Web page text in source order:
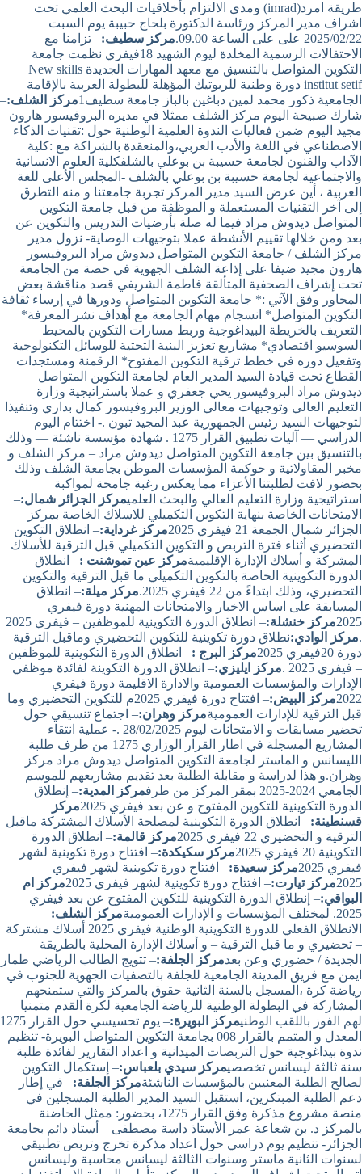
طريقة امرد(imrad) ومدى الالتزام بأخلاقيات البحث العلمي تحت
اشراف مدير المركز ورئاسة الدكتورة بلحاج حبيبة يوم السبت
2025/02/22 على على الساعة 09.00.
مركز سطيف:– تزامنا مع
الاحتفالات الرسمية المخلدة ليوم الشهيد 18فيفري نظمت جامعة
التكوين المتواصل بالتنسيق مع معهد المهارات الجديدة New skills
institut setif دورة وطنية للربوتيك المؤهلة للبطولة العربية بالإقامة
الجامعية ذكور محمد لمين دباغين بالباز جامعة سطيف1 مركز الشلف:–
شارك صبيحة اليوم مركز الشلف ممثلا في مديره البروفيسور هارون
مجيد اليوم ضمن فعاليات الندوة العلمية الوطنية حول :تقنيات الذكاء
الاصطناعي في اللغة والأدب العربي،والمنعقدة بالشراكة مع :كلية
الآداب والفنون لجامعة حسيبة بن بوعلي بالشلفكلية العلوم الانسانية
والاجتماعية لجامعة حسيبة بن بوعلي بالشلف -المجلس الأعلى للغة
العربية ، أين عرض السيد مدير المركز تجربة جامعتنا و منه التطرق
إلى آخر التقنيات المستعملة و الموظفة من قبل جامعة التكوين
المتواصل ديدوش مراد فيما له صلة بأرضيات التدريس والتكوين عن
بعد ومن خلالها تقييم الأنشطة عملا بتوجيهات الوصاية- نزول مدير
مركز الشلف / جامعة التكوين المتواصل ديدوش مراد البروفيسور
هارون مجيد ضيفا على إذاعة الشلف الجهوية في حصة من الجامعة
تحت إشراف الصحفية المتألقة فاطمة الشريفي قصد مناقشة بعض
المحاور وفق الآتي :* جامعة التكوين المتواصل ودورها في إرساء ثقافة
التكوين المتواصل* انسجام مهام الجامعة مع أهداف نشر المعرفة*
التعريف بالخريطة البيداغوجية وربط مسارات التكوين بالمحيط
السوسيو اقتصادي* مشاريع تعزيز البنية التحتية للوسائل التكنولوجية
وتفعيل دوره في خطط ترقية التكوين المفتوح* الرقمنة ومستجدات
القطاع تحت قيادة السيد المدير العام لجامعة التكوين المتواصل
ديدوش مراد البروفيسور يحي جعفري و عملا باستراتيجية وزارة
التعليم العالي وتوجيهات معالي الوزير البروفيسور كمال بداري وتنفيذا
لتوجيهات السيد رئيس الجمهورية عبد المجيد تبون .- اختتام اليوم
الدراسي — آليات تطبيق القرار 1275 . شهادة مؤسسة ناشئة — وذلك
بالتنسيق بين جامعة التكوين المتواصل ديدوش مراد – مركز الشلف و
مخبر المقاولاتية و حوكمة المؤسسات الموطن بجامعة الشلف وذلك
بحضور لافت لطلبتنا الأعزاء مما يعكس رغبة جامحة لمواكبة
استراتيجية وزارة التعليم العالي والبحث العلميمركز الجزائر شمال:–
الامتحانات الخاصة بنهاية التكوين التكميلي للاسلاك الخاصة بمركز
الجزائر شمال الجمعة 21 فيفري 2025
مركز غرداية:– انطلاق التكوين
التحضيري أثناء فترة التربص و التكوين التكميلي قبل الترقية للأسلاك
المشركة و أسلاك الإدارة الإقليميةمركز عين تموشنت :– انطلاق
الدورة التكوينية الخاصة بالتكوين التكميلي ما قبل الترقية والتكوين
التحضيري، وذلك ابتداءً من 22 فيفري 2025.
مركز ميلة:– انطلاق
المسابقة على اساس الاخبار والامتحانات المهنية دورة فيفري
2025مركز خنشلة:
– انطلاق الدورة التكوينية للموظفين – فيفري 2025
.مركز الوادي:نطلاق دورة تكوينية للتكوين التحضيري وماقبل الترقية
دورة 20فيفري 2025
مركز البرج :– انطلاق الدورة التكوينية للموظفين
– فيفري 2025 .
مركز ايليزي:– انطلاق الدورة التكوينة لفائدة موظفي
الإدارات والمؤسسات العمومية والادارة الاقليمة دورة فيفري
2022مركز البيض:
– افتتاح دورة فيفري 2025م للتكوين التحضيري وما
قبل الترقية للإدارات العموميةمركز وهران:– اجتماع تنسيقي حول
تحضير مسابقات و الامتحانات ليوم 28/02/2025 .- عملية انتقاء
المشاريع المسجلة في اطار القرار الوزاري 1275 من طرف طلبة
الليسانس و الماستر لجامعة التكوين المتواصل ديدوش مراد مركز
وهران.و هذا لدراسة و مقابلة الطلبة بعد تقديم مشاريعهم للموسم
الجامعي 2024-2025 بمقر المركز من طرف
مركز المدية:– إنطلاق
الدورة التكوينية للتكوين المفتوح و عن بعد فيفري 2025
مركز
قسنطينة:– انطلاق الدورة التكوينية لمصلحة الأسلاك المشتركة ماقبل
الترقية و التحضيري 22 فيفري 2025
مركز قالمة:– انطلاق الدورة
التكوينية 20 فيفري 2025
مركز سكيكدة:– افتتاح دورة تكوينية لشهر
فيفري 2025
مركز سعيدة:– افتتاح دورة تكوينية لشهر فيفري
2025مركز تيارت:– افتتاح دورة تكوينية لشهر فيفري 2025
مركز ام
البواقي:– إنطلاق الدورة التكوينية للتكوين المفتوح عن بعد فيفري
2025. لمختلف المؤسسات و الإدارات العمومية
مركز الشلف:–
الانطلاق الفعلي للدورة التكوينية الوطنية فيفري 2025 أسلاك مشتركة
– تحضيري و ما قبل الترقية – و أسلاك الإدارة المحلية بالطريقة
الجديدة / حضوري وعن بعدمركز الجلفة:– تتويج الطالب الرياضي طمار
ايمن مع فريق المدينة الجامعية للجلفة بالتصفيات الجهوية للجنوب في
رياضة كرة ،المسجل بالسنة الثانية حقوق بالمركز والتي ستمنحهم
المشاركة في البطولة الوطنية للرياضة الجامعية لكرة القدم متمنيا
لهم الفوز باللقب الوطنيمركز البويرة:
– يوم تحسيسي حول القرار 1275
المعدل و المتمم بالقرار 008 بجامعة التكوين المتواصل البويرة- تنظيم
ندوة بيداغوجية حول التربصات الميدانية و اعداد التقارير لفائدة طلبة
سنة ثالثة ليسانس تخصصيمركز سيدي بلعباس:– إستكمال التكوين
لصالح الطلبة المعنيين بالمؤسسات الناشئةمركز الجلفة:– في إطار
دعم الطلبة المبتكرين، استقبل السيد المدير الطلبة المسجلين في
منصة مشروع مذكرة وفق القرار 1275، بحضور: ممثل الحاضنة
بالمركز د. بن شعاعة عمر الأستاذ داسة مصطفى – أستاذ دائم بجامعة
الجزائر- تنظيم يوم دراسي حول اعداد مذكرة تخرج وتربص تطبيقي
لسنوات الثانية ماستر وسنوات الثالثة ليسانس محاسبة وليسانس